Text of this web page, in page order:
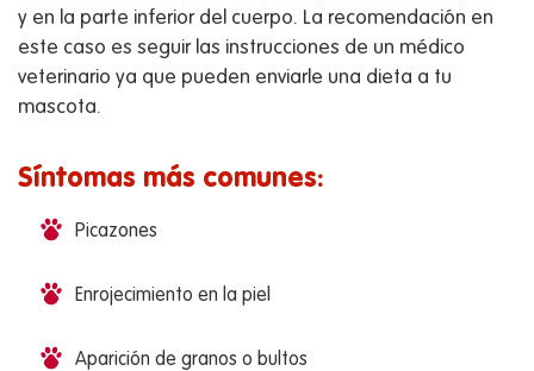
y en la parte inferior del cuerpo. La recomendación en
este caso es seguir las instrucciones de un médico
veterinario ya que pueden enviarle una dieta a tu
mascota.
Síntomas más comunes:
Picazones
Enrojecimiento en la piel
Aparición de granos o bultos